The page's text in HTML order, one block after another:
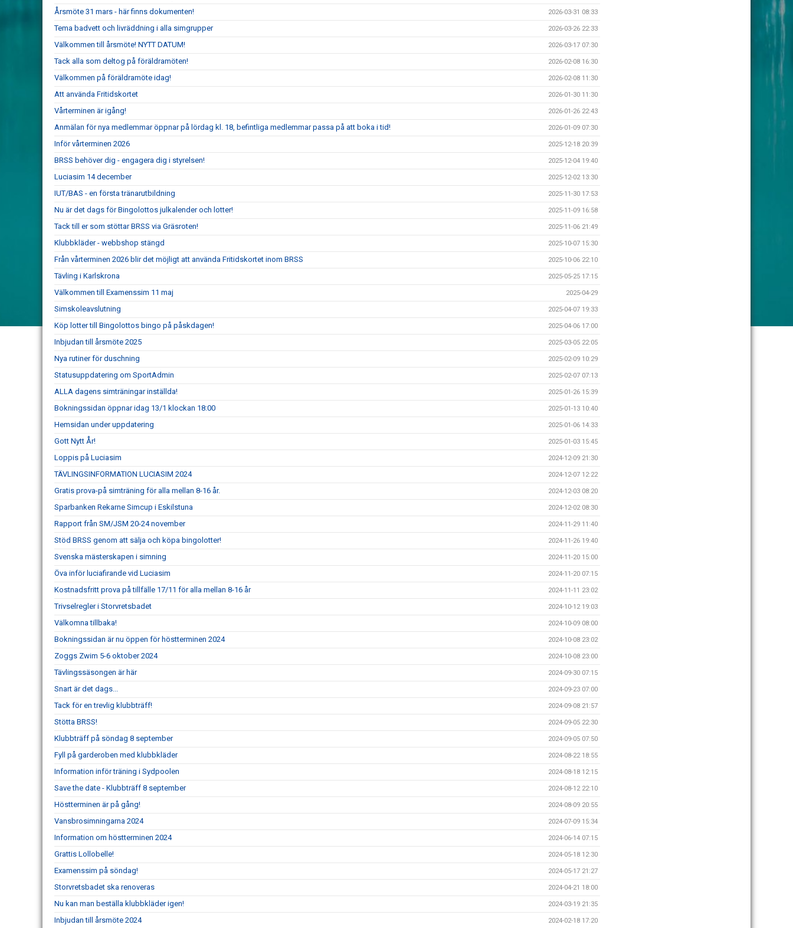
Årsmöte 31 mars - här finns dokumenten! 2026-03-31 08:33
Tema badvett och livräddning i alla simgrupper 2026-03-26 22:33
Välkommen till årsmöte! NYTT DATUM! 2026-03-17 07:30
Tack alla som deltog på föräldramöten! 2026-02-08 16:30
Välkommen på föräldramöte idag! 2026-02-08 11:30
Att använda Fritidskortet 2026-01-30 11:30
Vårterminen är igång! 2026-01-26 22:43
Anmälan för nya medlemmar öppnar på lördag kl. 18, befintliga medlemmar passa på att boka i tid! 2026-01-09 07:30
Inför vårterminen 2026 2025-12-18 20:39
BRSS behöver dig - engagera dig i styrelsen! 2025-12-04 19:40
Luciasim 14 december 2025-12-02 13:30
IUT/BAS - en första tränarutbildning 2025-11-30 17:53
Nu är det dags för Bingolottos julkalender och lotter! 2025-11-09 16:58
Tack till er som stöttar BRSS via Gräsroten! 2025-11-06 21:49
Klubbkläder - webbshop stängd 2025-10-07 15:30
Från vårterminen 2026 blir det möjligt att använda Fritidskortet inom BRSS 2025-10-06 22:10
Tävling i Karlskrona 2025-05-25 17:15
Välkommen till Examenssim 11 maj 2025-04-29
Simskoleavslutning 2025-04-07 19:33
Köp lotter till Bingolottos bingo på påskdagen! 2025-04-06 17:00
Inbjudan till årsmöte 2025 2025-03-05 22:05
Nya rutiner för duschning 2025-02-09 10:29
Statusuppdatering om SportAdmin 2025-02-07 07:13
ALLA dagens simträningar inställda! 2025-01-26 15:39
Bokningssidan öppnar idag 13/1 klockan 18:00 2025-01-13 10:40
Hemsidan under uppdatering 2025-01-06 14:33
Gott Nytt År! 2025-01-03 15:45
Loppis på Luciasim 2024-12-09 21:30
TÄVLINGSINFORMATION LUCIASIM 2024 2024-12-07 12:22
Gratis prova-på simträning för alla mellan 8-16 år. 2024-12-03 08:20
Sparbanken Rekarne Simcup i Eskilstuna 2024-12-02 08:30
Rapport från SM/JSM 20-24 november 2024-11-29 11:40
Stöd BRSS genom att sälja och köpa bingolotter! 2024-11-26 19:40
Svenska mästerskapen i simning 2024-11-20 15:00
Öva inför luciafirande vid Luciasim 2024-11-20 07:15
Kostnadsfritt prova på tillfälle 17/11 för alla mellan 8-16 år 2024-11-11 23:02
Trivselregler i Storvretsbadet 2024-10-12 19:03
Välkomna tillbaka! 2024-10-09 08:00
Bokningssidan är nu öppen för höstterminen 2024 2024-10-08 23:02
Zoggs Zwim 5-6 oktober 2024 2024-10-08 23:00
Tävlingssäsongen är här 2024-09-30 07:15
Snart är det dags... 2024-09-23 07:00
Tack för en trevlig klubbträff! 2024-09-08 21:57
Stötta BRSS! 2024-09-05 22:30
Klubbträff på söndag 8 september 2024-09-05 07:50
Fyll på garderoben med klubbkläder 2024-08-22 18:55
Information inför träning i Sydpoolen 2024-08-18 12:15
Save the date - Klubbträff 8 september 2024-08-12 22:10
Höstterminen är på gång! 2024-08-09 20:55
Vansbrosimningarna 2024 2024-07-09 15:34
Information om höstterminen 2024 2024-06-14 07:15
Grattis Lollobelle! 2024-05-18 12:30
Examenssim på söndag! 2024-05-17 21:27
Storvretsbadet ska renoveras 2024-04-21 18:00
Nu kan man beställa klubbkläder igen! 2024-03-19 21:35
Inbjudan till årsmöte 2024 2024-02-18 17:20